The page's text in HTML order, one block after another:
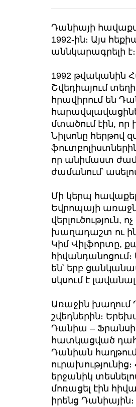
Դանիայի
1992-ին։ Այս
աննկարագրելի է։
1992 թվականին
Շվեդիայում
հրավիրում են
մտածում էին, որ
Նիլսոնը հերթով
որ անիմաստ
ժամանում՝
Մի կերպ
Եվրոպայի
վերլուծություն,
խաղադաշտ ու
Կիմ Վիլֆորտը,
են՝ երբ
սկսում է
Առաջին խաղում
շվեդներին։
Դանիա –
հատկացված
Դանիան հաղթում
երջանիկ
մոռացել էին
իրենց